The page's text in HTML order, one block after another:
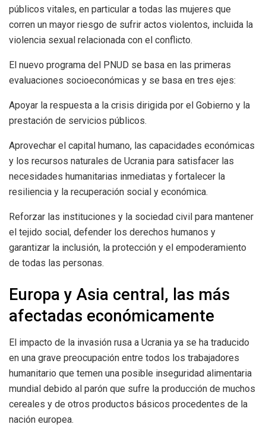
públicos vitales, en particular a todas las mujeres que
corren un mayor riesgo de sufrir actos violentos, incluida la
violencia sexual relacionada con el conflicto.
El nuevo programa del PNUD se basa en las primeras
evaluaciones socioeconómicas y se basa en tres ejes:
Apoyar la respuesta a la crisis dirigida por el Gobierno y la
prestación de servicios públicos.
Aprovechar el capital humano, las capacidades económicas
y los recursos naturales de Ucrania para satisfacer las
necesidades humanitarias inmediatas y fortalecer la
resiliencia y la recuperación social y económica.
Reforzar las instituciones y la sociedad civil para mantener
el tejido social, defender los derechos humanos y
garantizar la inclusión, la protección y el empoderamiento
de todas las personas.
Europa y Asia central, las más
afectadas económicamente
El impacto de la invasión rusa a Ucrania ya se ha traducido
en una grave preocupación entre todos los trabajadores
humanitario que temen una posible inseguridad alimentaria
mundial debido al parón que sufre la producción de muchos
cereales y de otros productos básicos procedentes de la
nación europea.